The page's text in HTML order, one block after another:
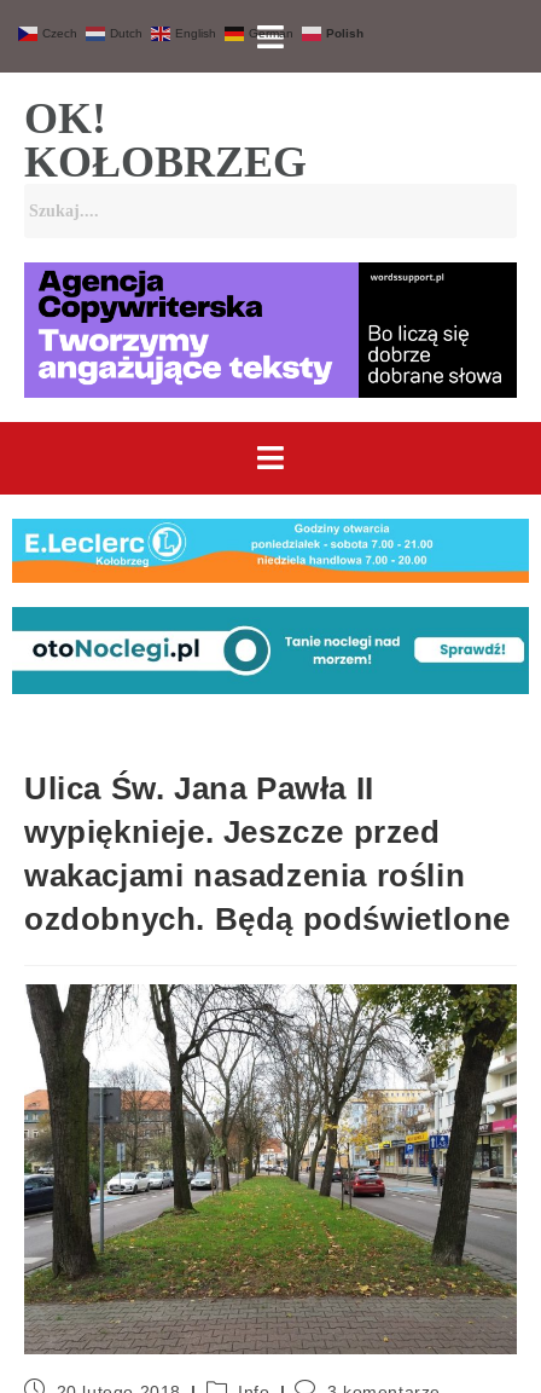
OK!
KOŁOBRZEG
Ulica Św. Jana Pawła II
wypięknieje. Jeszcze przed
wakacjami nasadzenia roślin
ozdobnych. Będą podświetlone
Czech Dutch English German Polish